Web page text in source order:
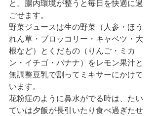
と。腸内環境が整うと毎日を快適に過
ごせます。
野菜ジュースは生の野菜（人参・ほう
れん草・ブロッコリー・キャベツ・大
根など）とくだもの（りんご・ミカ
ン・イチゴ・バナナ）をレモン果汁と
無調整豆乳で割ってミキサーにかけて
います。
花粉症のように鼻水がでる時は、たい
ていは夕飯が長引いたり食べ過ぎたせ